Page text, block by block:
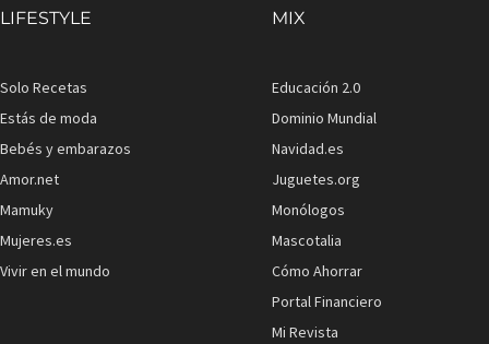
LIFESTYLE
Solo Recetas
Estás de moda
Bebés y embarazos
Amor.net
Mamuky
Mujeres.es
Vivir en el mundo
MIX
Educación 2.0
Dominio Mundial
Navidad.es
Juguetes.org
Monólogos
Mascotalia
Cómo Ahorrar
Portal Financiero
Mi Revista